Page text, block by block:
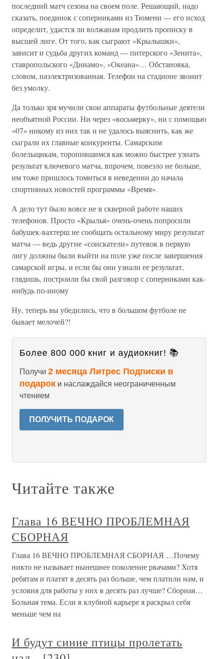
последний матч сезона на своем поле. Решающий, надо
сказать, поединок с соперниками из Тюмени — его исход
определит, удастся ли волжанам продлить прописку в
высшей лиге. От того, как сыграют «Крылышки»,
зависит и судьба других команд — питерского «Зенита»,
ставропольского «Динамо», «Океана»… Обстановка,
словом, наэлектризованная. Телефон на стадионе звонит
без умолку.
Да только зря мучили свои аппараты футбольные деятели
необъятной России. Ни через «восьмерку», ни с помощью
«07» никому из них так и не удалось выяснить, как же
сыграли их главные конкуренты. Самарским
болельщикам, торопившимся как можно быстрее узнать
результат ключевого матча, впрочем, повезло не больше,
им тоже пришлось томиться в неведении до начала
спортивных новостей программы «Время».
А дело тут было вовсе не в скверной работе наших
телефонов. Просто «Крылья» очень-очень попросили
бабушек-вахтерш не сообщать остальному миру результат
матча — ведь другие «соискатели» путевок в первую
лигу должны были выйти на поле уже после завершения
самарской игры, и если бы они узнали ее результат,
глядишь, построили бы свой разговор с соперниками как-
нибудь по-иному
Ну, теперь вы убедились, что в большом футболе не
бывает мелочей?!
Более 800 000 книг и аудиокниг! 📚
Получи 2 месяца Литрес Подписки в
подарок и наслаждайся неограниченным
чтением
ПОЛУЧИТЬ ПОДАРОК
Читайте также
Глава 16 ВЕЧНО ПРОБЛЕМНАЯ
СБОРНАЯ
Глава 16 ВЕЧНО ПРОБЛЕМНАЯ СБОРНАЯ …Почему
никто не называет нынешнее поколение рвачами? Хотя
ребятам и платят в десять раз больше, чем платили нам, и
условия для работы у них в десять раз лучше? Сборная…
Больная тема. Если в клубной карьере я раскрыл себя
меньше чем на
И будут синие птицы пролетать